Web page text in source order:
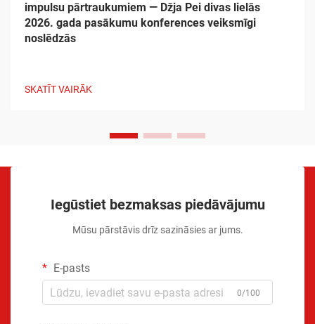
impulsu pārtraukumiem — Džja Pei divas lielās
2026. gada pasākumu konferences veiksmīgi
noslēdzās
SKATĪT VAIRĀK
Iegūstiet bezmaksas piedāvājumu
Mūsu pārstāvis drīz sazināsies ar jums.
E-pasts
0/100